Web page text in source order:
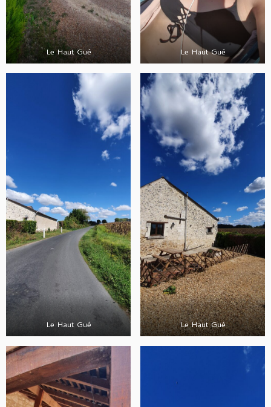
Le Haut Gué Le Haut Gué
Le Haut Gué Le Haut Gué